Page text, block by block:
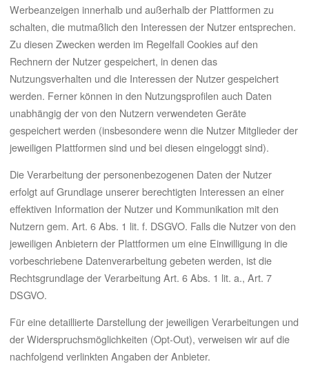
Werbeanzeigen innerhalb und außerhalb der Plattformen zu
schalten, die mutmaßlich den Interessen der Nutzer entsprechen.
Zu diesen Zwecken werden im Regelfall Cookies auf den
Rechnern der Nutzer gespeichert, in denen das
Nutzungsverhalten und die Interessen der Nutzer gespeichert
werden. Ferner können in den Nutzungsprofilen auch Daten
unabhängig der von den Nutzern verwendeten Geräte
gespeichert werden (insbesondere wenn die Nutzer Mitglieder der
jeweiligen Plattformen sind und bei diesen eingeloggt sind).
Die Verarbeitung der personenbezogenen Daten der Nutzer
erfolgt auf Grundlage unserer berechtigten Interessen an einer
effektiven Information der Nutzer und Kommunikation mit den
Nutzern gem. Art. 6 Abs. 1 lit. f. DSGVO. Falls die Nutzer von den
jeweiligen Anbietern der Plattformen um eine Einwilligung in die
vorbeschriebene Datenverarbeitung gebeten werden, ist die
Rechtsgrundlage der Verarbeitung Art. 6 Abs. 1 lit. a., Art. 7
DSGVO.
Für eine detaillierte Darstellung der jeweiligen Verarbeitungen und
der Widerspruchsmöglichkeiten (Opt-Out), verweisen wir auf die
nachfolgend verlinkten Angaben der Anbieter.